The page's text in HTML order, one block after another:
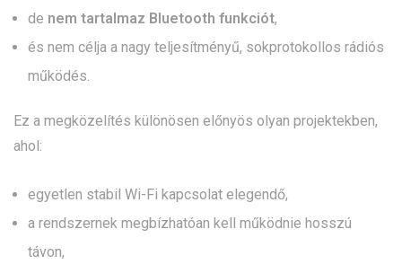
de nem tartalmaz Bluetooth funkciót,
és nem célja a nagy teljesítményű, sokprotokollos rádiós
működés.
Ez a megközelítés különösen előnyös olyan projektekben,
ahol:
egyetlen stabil Wi-Fi kapcsolat elegendő,
a rendszernek megbízhatóan kell működnie hosszú
távon,